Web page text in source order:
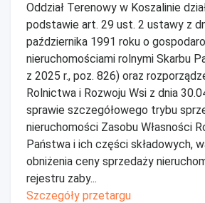
Oddział Terenowy w Koszalinie
podstawie art. 29 ust. 2 ustawy z
października 1991 roku o
nieruchomościami rolnymi Skarbu
z 2025 r., poz. 826) oraz
Rolnictwa i Rozwoju Wsi z dnia
sprawie szczegółowego trybu
nieruchomości Zasobu Własności
Państwa i ich części składowych,
obniżenia ceny sprzedaży
rejestru zaby...
Szczegóły przetargu